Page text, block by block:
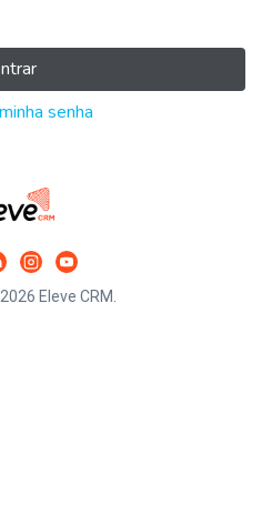
senha
Eleve CRM.